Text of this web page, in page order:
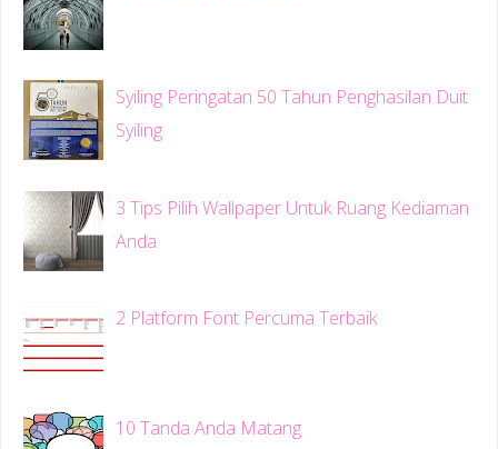
Syiling Peringatan 50 Tahun Penghasilan Duit
Syiling
3 Tips Pilih Wallpaper Untuk Ruang Kediaman
Anda
2 Platform Font Percuma Terbaik
10 Tanda Anda Matang